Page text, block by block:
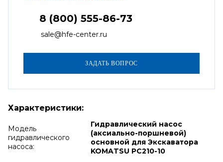
8 (800) 555-86-73
sale@hfe-center.ru
Характеристики:
Модель
гидравлического
насоса:
Гидравлический насос
(аксиально-поршневой)
основной для Экскаватора
KOMATSU PC210-10